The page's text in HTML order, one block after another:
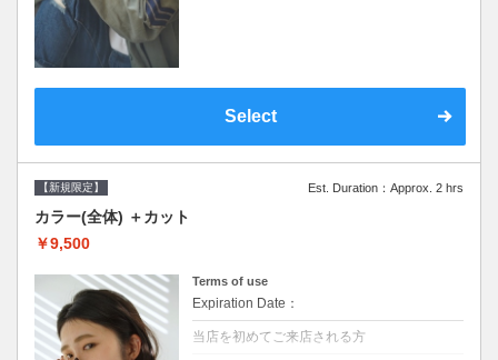
Select
【新規限定】 Est. Duration：Approx. 2 hrs
カラー(全体) ＋カット
￥9,500
Terms of use
Expiration Date：
当店を初めてご来店される方